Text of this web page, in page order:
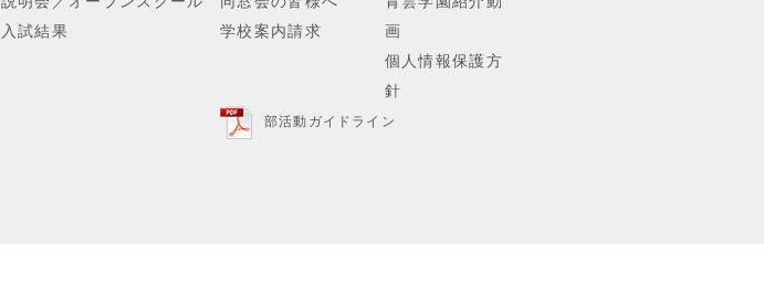
入試結果
学校案内請求
画
個人情報保護方
針
部活動ガイドライン